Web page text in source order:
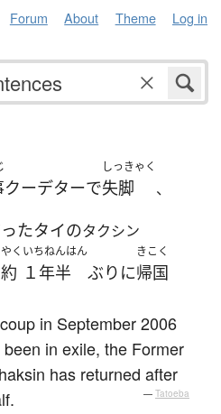
Forum About Theme Log in
クーデターで
しっきゃく
失脚 、
たタイのタクシン
やく
約
いちねんはん
１年半 ぶり に
きこく
帰国
in September 2006
in exile, the Former
has returned after
— Tatoeba